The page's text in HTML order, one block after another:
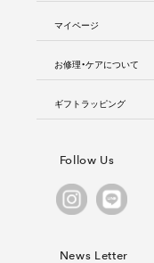
マイページ
お修理・ケアについて
ギフトラッピング
Follow Us
News Letter